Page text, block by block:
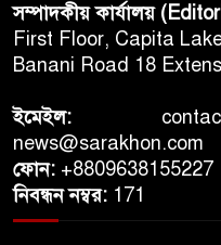
সম্পাদকীয় কার্যালয়
First Floor, Capita
Banani Road 18
ইমেইল:
news@sarakhon.com
ফোন: +8809638155227
নিবন্ধন নম্বর: 171